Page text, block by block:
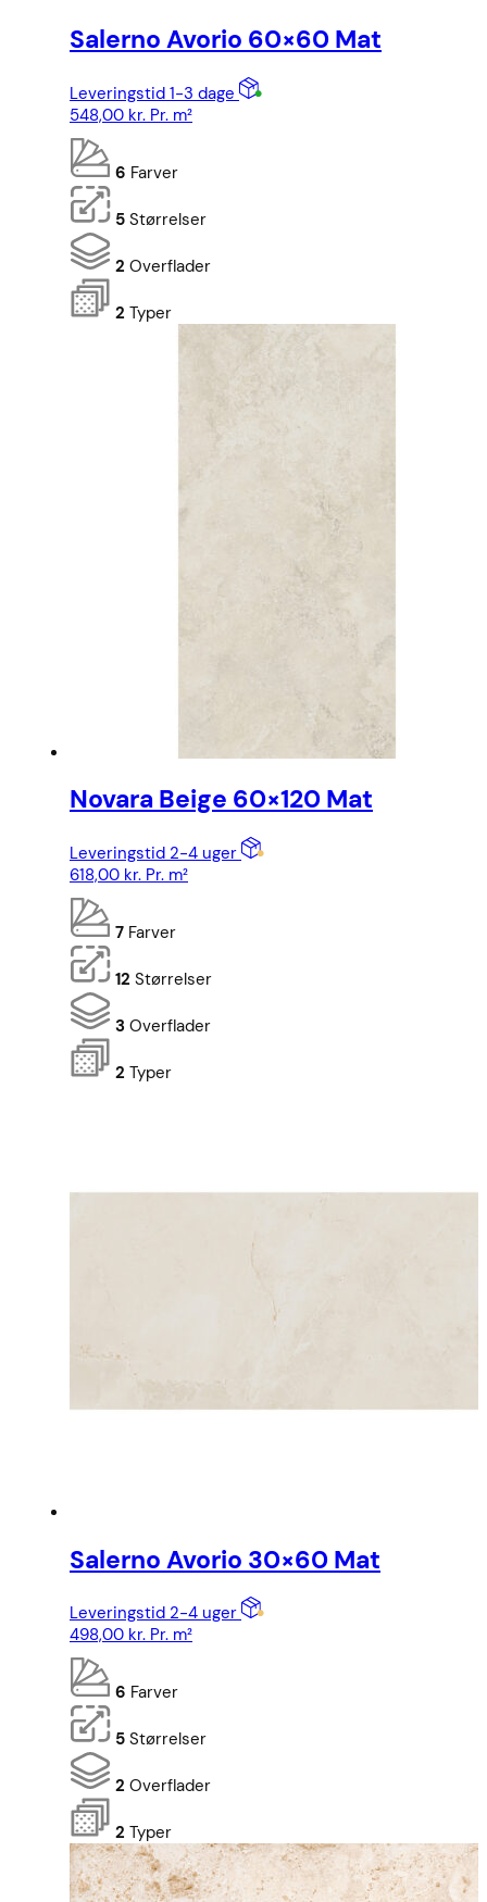
Salerno Avorio 60×60 Mat
Leveringstid 1-3 dage
548,00 kr. Pr. m²
6 Farver
5 Størrelser
2 Overflader
2 Typer
Novara Beige 60×120 Mat
Leveringstid 2-4 uger
618,00 kr. Pr. m²
7 Farver
12 Størrelser
3 Overflader
2 Typer
Salerno Avorio 30×60 Mat
Leveringstid 2-4 uger
498,00 kr. Pr. m²
6 Farver
5 Størrelser
2 Overflader
2 Typer